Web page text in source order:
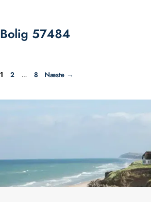
Bolig 57484
Side
1 Side
2 … Side
8 Næste →